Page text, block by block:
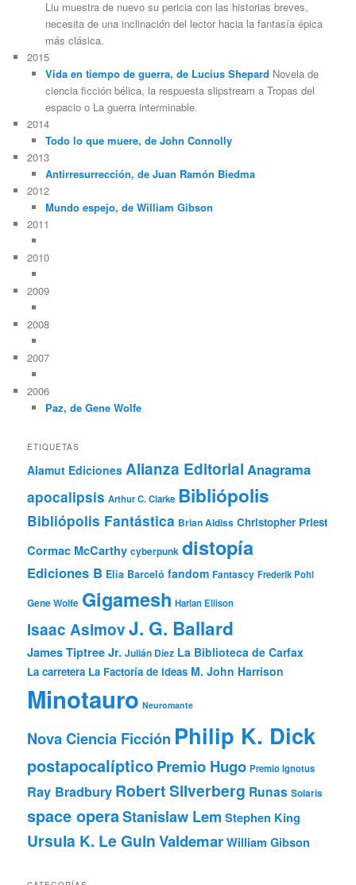
Liu muestra de nuevo su pericia con las historias breves,
necesita de una inclinación del lector hacia la fantasía épica
más clásica.
2015
Vida en tiempo de guerra, de Lucius Shepard Novela de
ciencia ficción bélica, la respuesta slipstream a Tropas del
espacio o La guerra interminable.
2014
Todo lo que muere, de John Connolly
2013
Antirresurrección, de Juan Ramón Biedma
2012
Mundo espejo, de William Gibson
2011
2010
2009
2008
2007
2006
Paz, de Gene Wolfe
ETIQUETAS
Alamut Ediciones Alianza Editorial Anagrama
apocalipsis Arthur C. Clarke Bibliópolis
Bibliópolis Fantástica Brian Aldiss Christopher Priest
Cormac McCarthy cyberpunk distopía
Ediciones B Elia Barceló fandom Fantascy Frederik Pohl
Gene Wolfe Gigamesh Harlan Ellison
Isaac AsimovJ. G. Ballard
James Tiptree Jr. Julián Díez La Biblioteca de Carfax
La carretera La Factoría de Ideas M. John Harrison
Minotauro Neuromante
Nova Ciencia Ficción Philip K. Dick
postapocalípticoPremio Hugo Premio Ignotus
Ray Bradbury Robert Silverberg Runas Solaris
space operaStanislaw Lem Stephen King
Ursula K. Le GuinValdemarWilliam Gibson